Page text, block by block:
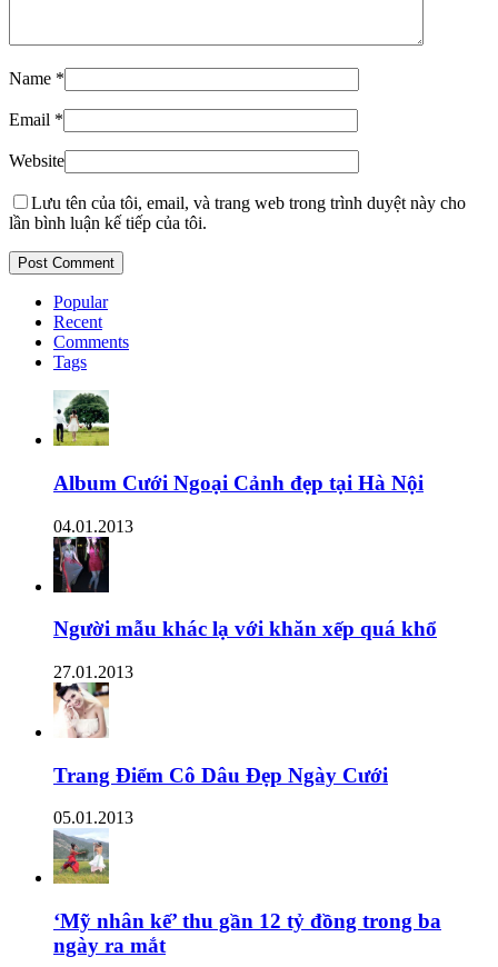
Name *
Email *
Website
Lưu tên của tôi, email, và trang web trong trình duyệt này cho
lần bình luận kế tiếp của tôi.
Popular
Recent
Comments
Tags
Album Cưới Ngoại Cảnh đẹp tại Hà Nội
04.01.2013
Người mẫu khác lạ với khăn xếp quá khổ
27.01.2013
Trang Điểm Cô Dâu Đẹp Ngày Cưới
05.01.2013
‘Mỹ nhân kế’ thu gần 12 tỷ đồng trong ba
ngày ra mắt